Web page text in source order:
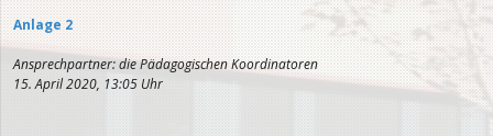
Anlage 2
Ansprechpartner: die Pädagogischen Koordinatoren
15. April 2020, 13:05 Uhr